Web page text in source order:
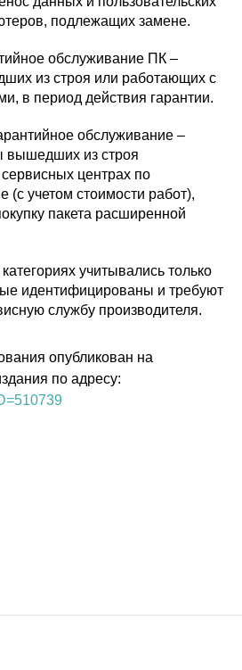
подлежащих замене.
обслуживание ПК –
из строя или работающих с
в период действия гарантии.
обслуживание –
вышедших из строя
центрах по
(с учетом стоимости работ),
пакета расширенной
учитывались только
идентифицированы и требуют
службу производителя.
опубликован на
по адресу: